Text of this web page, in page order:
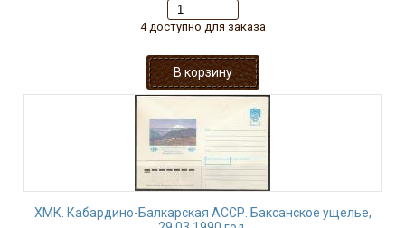
4 доступно для заказа
ХМК. Кабардино-Балкарская АССР. Баксанское ущелье,